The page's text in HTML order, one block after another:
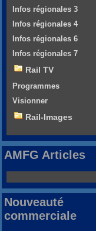
Infos régionales 3
Infos régionales 4
Infos régionales 6
Infos régionales 7
Rail TV
Programmes
Visionner
Rail-Images
AMFG Articles
Nouveauté
commerciale